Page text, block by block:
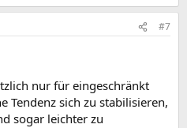
#7
nur für eingeschränkt
Tendenz sich zu stabilisieren,
sogar leichter zu